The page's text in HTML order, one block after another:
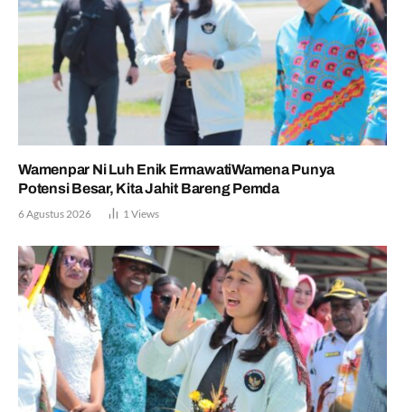
Wamenpar Ni Luh Enik ErmawatiWamena Punya
Potensi Besar, Kita Jahit Bareng Pemda
6 Agustus 2026 1 Views